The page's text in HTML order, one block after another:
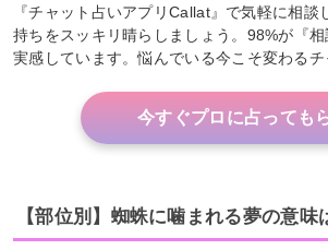
『チャット占いアプリCallat』で気軽に相談
持ちをスッキリ晴らしましょう。98%が『
実感しています。悩んでいる今こそ変わるチ
今すぐプロに占っても
【部位別】蜘蛛に噛まれる夢の意味